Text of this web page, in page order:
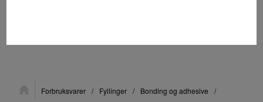
Forbruksvarer / Fyllinger / Bonding og adhesive
/